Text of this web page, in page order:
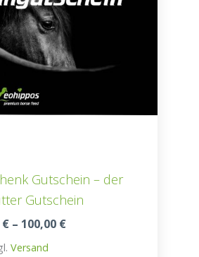
Gutschein – der
Gutschein
€ – 100,00 €Preisspanne:
Versand